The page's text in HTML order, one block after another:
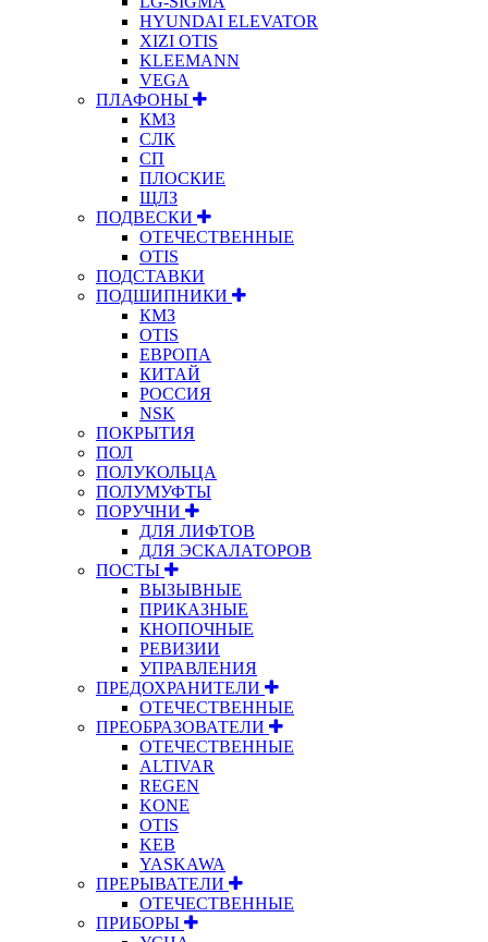
HYUNDAI ELEVATOR
XIZI OTIS
KLEEMANN
VEGA
ПЛАФОНЫ
КМЗ
СЛК
СП
ПЛОСКИЕ
ЩЛЗ
ПОДВЕСКИ
ОТЕЧЕСТВЕННЫЕ
OTIS
ПОДСТАВКИ
ПОДШИПНИКИ
КМЗ
OTIS
ЕВРОПА
КИТАЙ
РОССИЯ
NSK
ПОКРЫТИЯ
ПОЛ
ПОЛУКОЛЬЦА
ПОЛУМУФТЫ
ПОРУЧНИ
ДЛЯ ЛИФТОВ
ДЛЯ ЭСКАЛАТОРОВ
ПОСТЫ
ВЫЗЫВНЫЕ
ПРИКАЗНЫЕ
КНОПОЧНЫЕ
РЕВИЗИИ
УПРАВЛЕНИЯ
ПРЕДОХРАНИТЕЛИ
ОТЕЧЕСТВЕННЫЕ
ПРЕОБРАЗОВАТЕЛИ
ОТЕЧЕСТВЕННЫЕ
ALTIVAR
REGEN
KONE
OTIS
KEB
YASKAWA
ПРЕРЫВАТЕЛИ
ОТЕЧЕСТВЕННЫЕ
ПРИБОРЫ